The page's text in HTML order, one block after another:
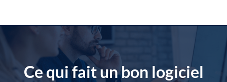
contenu
Ce qui fait un bon logiciel